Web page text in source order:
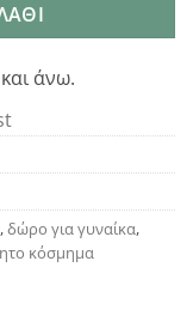
άνω.
,δώρο για γυναίκα,
κόσμημα